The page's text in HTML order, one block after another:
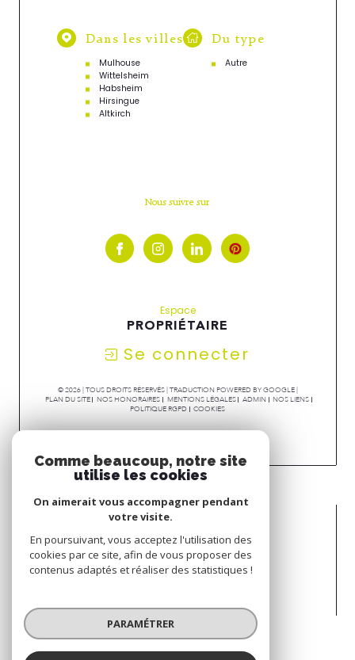
Dans les villes
Mulhouse
Wittelsheim
Habsheim
Hirsingue
Altkirch
Du type
Autre
Nous suivre sur
Espace
PROPRIÉTAIRE
Se connecter
© 2026 | TOUS DROITS RÉSERVÉS | TRADUCTION POWERED BY GOOGLE |
PLAN DU SITE
NOS HONORAIRES MENTIONS LÉGALES ADMIN
NOS LIENS
POLITIQUE RGPD
COOKIES
Comme beaucoup, notre site
utilise les cookies
On aimerait vous accompagner pendant
votre visite.
En poursuivant, vous acceptez l'utilisation des
cookies par ce site, afin de vous proposer des
contenus adaptés et réaliser des statistiques !
PARAMÉTRER